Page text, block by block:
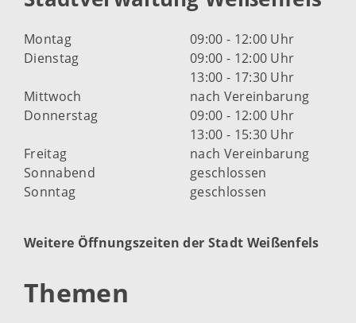
Montag
09:00 - 12:00 Uhr
Dienstag
09:00 - 12:00 Uhr
13:00 - 17:30 Uhr
Mittwoch
nach Vereinbarung
Donnerstag
09:00 - 12:00 Uhr
13:00 - 15:30 Uhr
Freitag
nach Vereinbarung
Sonnabend
geschlossen
Sonntag
geschlossen
Weitere Öffnungszeiten der Stadt Weißenfels
Themen